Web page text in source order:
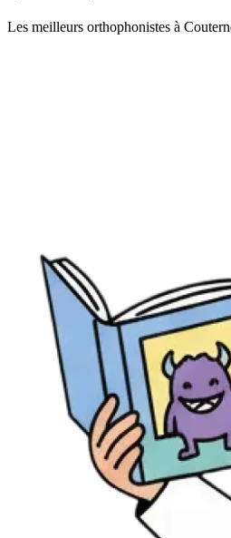
Les meilleurs orthophonistes à